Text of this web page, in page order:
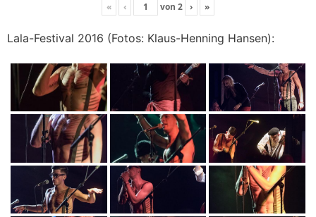
« ‹ von 2 › »
Lala-Festival 2016 (Fotos: Klaus-Henning Hansen):